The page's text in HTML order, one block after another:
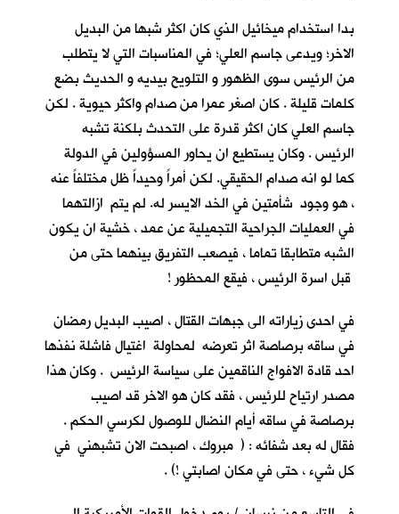
بدا استخدام ميخائيل الذي كان اكثر شبها من البديل
الاخر؛ ويدعى جاسم العلي؛ في المناسبات التي لا يتطلب
من الرئيس سوى الظهور و التلويح بيديه و الحديث بضع
كلمات قليلة . كان اصغر عمرا من صدام واكثر حيوية . لكن
جاسم العلي كان اكثر قدرة على التحدث بلكنة تشبه
الرئيس . وكان يستطيع ان يحاور المسؤولين في الدولة
كما لو انه صدام الحقيقي. لكن أمراً وحيداً ظل مختلفاً عنه
، هو وجود شأمتين في الخد الايسر له. لم يتم ازالتهما
في العمليات الجراحية التجميلية عن عمد ، خشية ان يكون
الشبه متطابقا تماما ، فيصعب التفريق بينهما حتى من
قبل اسرة الرئيس ، فيقع المحظور !
في احدى زياراته الى جبهات القتال ، اصيب البديل رمضان
في ساقه برصاصة اثر تعرضه لمحاولة اغتيال فاشلة نفذها
احد قادة الافواج الناقمين على سياسة الرئيس . وكان هذا
مصدر ارتياح للرئيس ، فقد كان هو الاخر قد اصيب
برصاصة في ساقه أيام النضال للوصول لكرسي الحكم .
فقال له بعد شفائه : ( مبروك ، اصبحت الان تشبهني في
كل شيء ، حتى في مكان اصابتي !) .